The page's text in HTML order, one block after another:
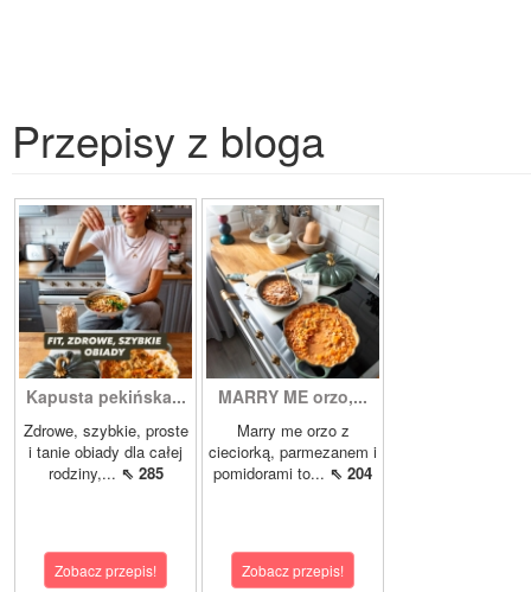
Przepisy z bloga
Kapusta pekińska...
Zdrowe, szybkie, proste
i tanie obiady dla całej
rodziny,... ⇖ 285
Zobacz przepis!
MARRY ME orzo,...
Marry me orzo z
cieciorką, parmezanem i
pomidorami to... ⇖ 204
Zobacz przepis!